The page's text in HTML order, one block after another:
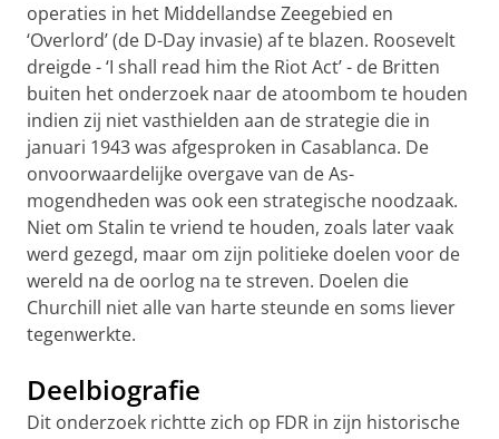
operaties in het Middellandse Zeegebied en
‘Overlord’ (de D-Day invasie) af te blazen. Roosevelt
dreigde - ‘I shall read him the Riot Act’ - de Britten
buiten het onderzoek naar de atoombom te houden
indien zij niet vasthielden aan de strategie die in
januari 1943 was afgesproken in Casablanca. De
onvoorwaardelijke overgave van de As-
mogendheden was ook een strategische noodzaak.
Niet om Stalin te vriend te houden, zoals later vaak
werd gezegd, maar om zijn politieke doelen voor de
wereld na de oorlog na te streven. Doelen die
Churchill niet alle van harte steunde en soms liever
tegenwerkte.
Deelbiografie
Dit onderzoek richtte zich op FDR in zijn historische